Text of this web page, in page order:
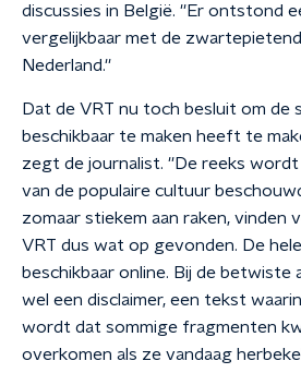
discussies in België. ''Er ontstond
vergelijkbaar met de
Nederland.''
Dat de VRT nu toch besluit om de
beschikbaar te maken heeft te
zegt de journalist. ''De reeks
van de populaire cultuur
zomaar stiekem aan raken, vinden
VRT dus wat op gevonden. De
beschikbaar online. Bij de
wel een disclaimer, een tekst
wordt dat sommige fragmenten
overkomen als ze vandaag